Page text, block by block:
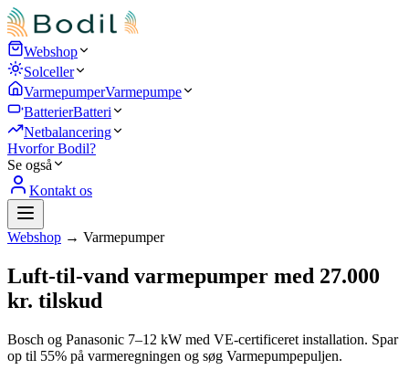
Webshop
Solceller
VarmepumperVarmepumpe
BatterierBatteri
Netbalancering
Hvorfor Bodil?
Se også
Kontakt os
Webshop → Varmepumper
Luft-til-vand varmepumper med 27.000
kr. tilskud
Bosch og Panasonic 7–12 kW med VE-certificeret installation. Spar
op til 55% på varmeregningen og søg Varmepumpepuljen.